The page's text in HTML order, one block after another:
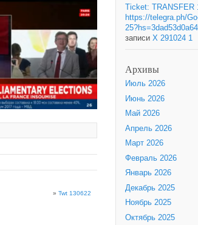
» Twt 130622
Ticket:
https://telegra.ph/
записи X 291024 1
Архивы
Июль 2026
Июнь 2026
Май 2026
Апрель 2026
Март 2026
Февраль 2026
Январь 2026
Декабрь 2025
Ноябрь 2025
Октябрь 2025